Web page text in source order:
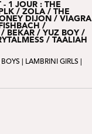
- 1 JOUR : THE
/ ZOLA / THE
DIJON / VIAGRA
/
BEKAR / YUZ BOY /
/ TAALIAH
LAMBRINI GIRLS